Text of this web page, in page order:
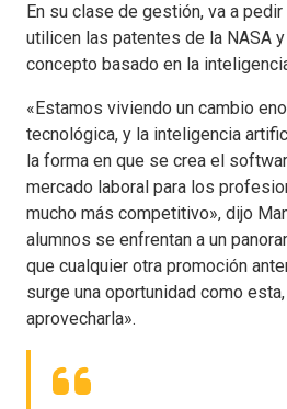
En su clase de gestión, va a
utilicen las patentes de la NASA
concepto basado en la
«Estamos viviendo un cambio
tecnológica, y la inteligencia
la forma en que se crea el
mercado laboral para los
mucho más competitivo», dijo
alumnos se enfrentan a un
que cualquier otra promoción
surge una oportunidad como
aprovecharla».